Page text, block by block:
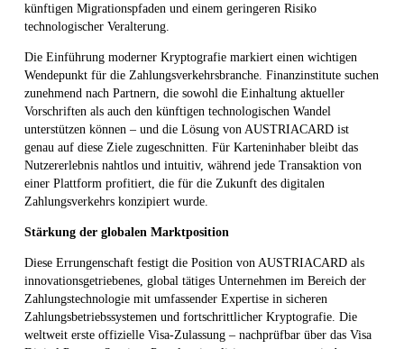
künftigen Migrationspfaden und einem geringeren Risiko
technologischer Veralterung.
Die Einführung moderner Kryptografie markiert einen wichtigen
Wendepunkt für die Zahlungsverkehrsbranche. Finanzinstitute suchen
zunehmend nach Partnern, die sowohl die Einhaltung aktueller
Vorschriften als auch den künftigen technologischen Wandel
unterstützen können – und die Lösung von AUSTRIACARD ist
genau auf diese Ziele zugeschnitten. Für Karteninhaber bleibt das
Nutzererlebnis nahtlos und intuitiv, während jede Transaktion von
einer Plattform profitiert, die für die Zukunft des digitalen
Zahlungsverkehrs konzipiert wurde.
Stärkung der globalen Marktposition
Diese Errungenschaft festigt die Position von AUSTRIACARD als
innovationsgetriebenes, global tätiges Unternehmen im Bereich der
Zahlungstechnologie mit umfassender Expertise in sicheren
Zahlungsbetriebssystemen und fortschrittlicher Kryptografie. Die
weltweit erste offizielle Visa-Zulassung – nachprüfbar über das Visa